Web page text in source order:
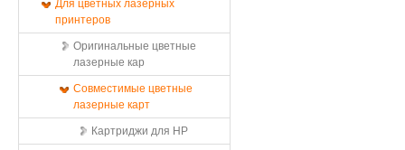
Для цветных лазерных
принтеров
Оригинальные цветные
лазерные кар
Совместимые цветные
лазерные карт
Картриджи для HP